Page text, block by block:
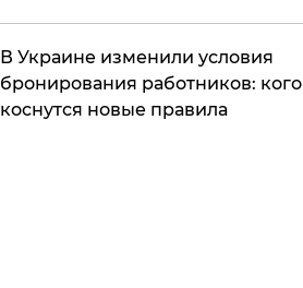
В Украине изменили условия
бронирования работников: кого
коснутся новые правила